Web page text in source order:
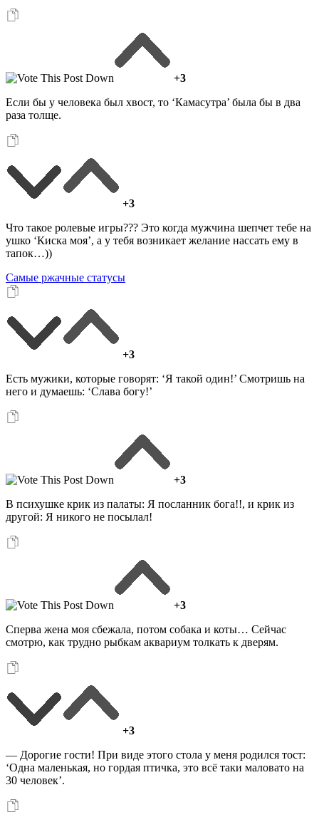
+3
Если бы у человека был хвост, то ‘Камасутра’ была бы в два
раза толще.
+3
Что такое ролевые игры??? Это когда мужчина шепчет тебе на
ушко ‘Киска моя’, а у тебя возникает желание нассать ему в
тапок…))
Самые ржачные статусы
+3
Есть мужики, которые говорят: ‘Я такой один!’ Смотришь на
него и думаешь: ‘Слава богу!’
+3
В психушке крик из палаты: Я посланник бога!!, и крик из
другой: Я никого не посылал!
+3
Cперва жена моя сбежала, потом собака и коты… Сейчас
смотрю, как трудно рыбкам аквариум толкать к дверям.
+3
— Дорогие гости! При виде этого стола у меня родился тост:
‘Одна маленькая, но гордая птичка, это всё таки маловато на
30 человек’.